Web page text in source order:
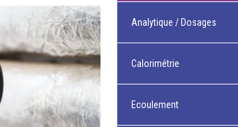
Analytique / Dosages
Calorimétrie
Ecoulement